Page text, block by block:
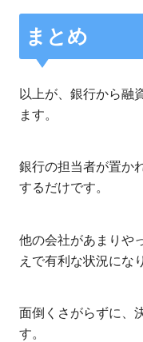
まとめ
以上が、銀行から融
ます。
銀行の担当者が置か
するだけです。
他の会社があまりや
えで有利な状況にな
面倒くさがらずに、
す。